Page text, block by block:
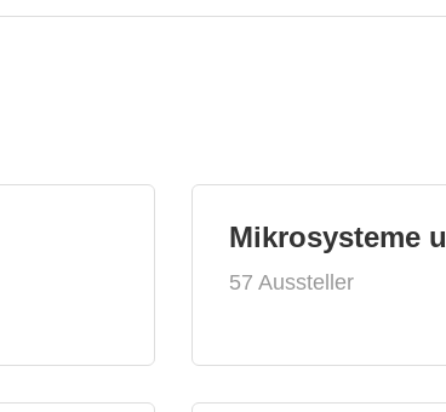
Mikrosysteme
57 Aussteller